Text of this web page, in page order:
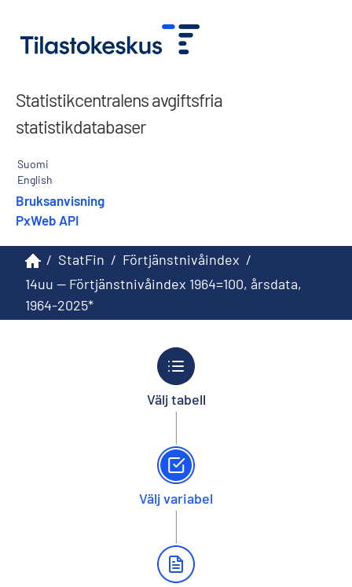
Statistikcentralens avgiftsfria
statistikdatabaser
Suomi
English
Bruksanvisning
PxWeb API
/ StatFin / Förtjänstnivåindex /
14uu -- Förtjänstnivåindex 1964=100, årsdata,
1964-2025*
Välj tabell
Välj variabel